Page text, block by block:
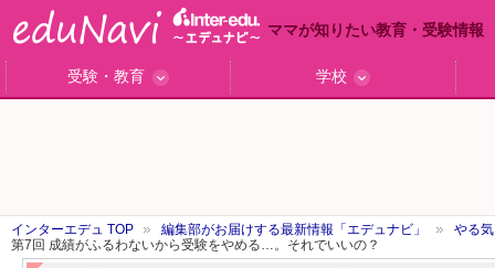
ママが知りたい教育・受験情報
受験・教育
学校
インターエデュ TOP 編集部がお届けする最新情報「エデュナビ」
やる
第7回 成績がふるわないから受験をやめる…。それでいいの？